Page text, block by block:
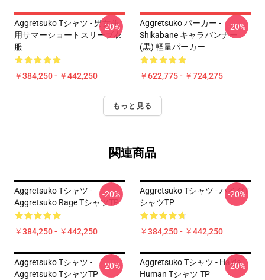
Aggretsuko Tシャツ - 男女兼
用サマーショートスリーブ衣
服
￥384,250 - ￥442,250
-20%
Aggretsuko パーカー -
Shikabane キャラバンナー
(黒) 軽量パーカー
￥622,775 - ￥724,275
-20%
もっと見る
関連商品
Aggretsuko Tシャツ -
Aggretsuko Rage TシャツTP
￥384,250 - ￥442,250
-20%
Aggretsuko Tシャツ - ハイダT
シャツTP
￥384,250 - ￥442,250
-20%
Aggretsuko Tシャツ -
Aggretsuko TシャツTP
-20%
Aggretsuko Tシャツ - Haida
Human Tシャツ TP
-20%